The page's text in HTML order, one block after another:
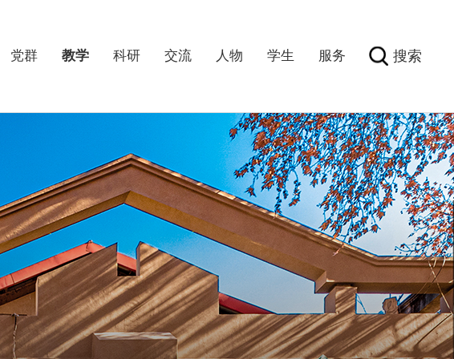
党群 教学 科研 交流 人物 学生 服务 搜索